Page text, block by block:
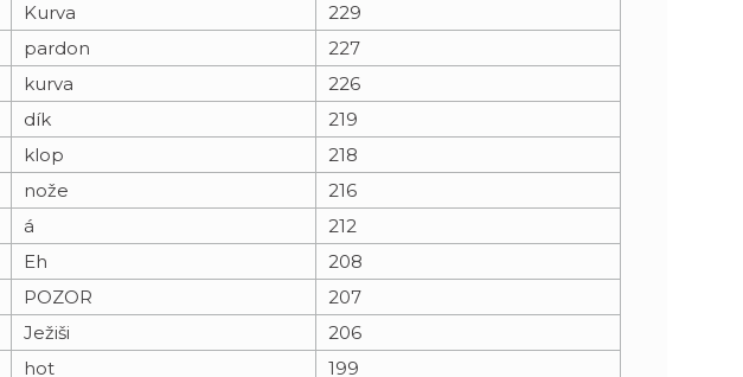
Kurva
229
pardon
227
kurva
226
dík
219
klop
218
nože
216
á
212
Eh
208
POZOR
207
Ježiši
206
hot 199